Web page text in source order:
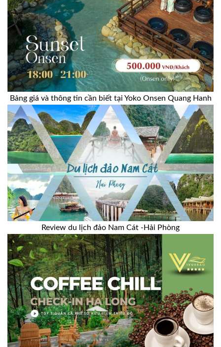
Bảng giá và thông tin cần biết tại Yoko Onsen Quang Hanh
Review du lịch đảo Nam Cát -Hải Phòng